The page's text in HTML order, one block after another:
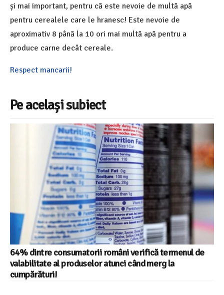
și mai important, pentru că este nevoie de multă apă
pentru cerealele care le hranesc! Este nevoie de
aproximativ 8 până la 10 ori mai multă apă pentru a
produce carne decât cereale.
Respect mancarii!
Pe același subiect
64% dintre consumatorii români verifică termenul de
valabilitate al produselor atunci când merg la
cumpărături!